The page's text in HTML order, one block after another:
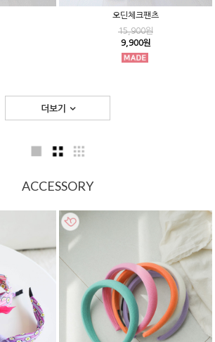
오딘체크팬츠
15,900원
9,900원
더보기
ACCESSORY